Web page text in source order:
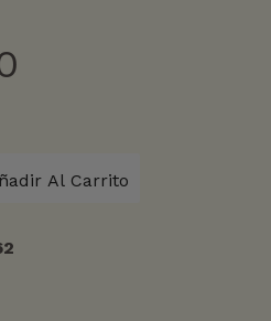
Al Carrito